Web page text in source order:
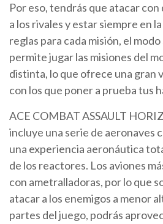
Por eso, tendrás que atacar
a los rivales y estar siempre en
reglas para cada misión, el
permite jugar las misiones del
distinta, lo que ofrece una gran
con los que poner a prueba tus
ACE COMBAT ASSAULT
incluye una serie de aeronaves
una experiencia aeronáutica
de los reactores. Los aviones
con ametralladoras, por lo que
atacar a los enemigos a menor
partes del juego, podrás